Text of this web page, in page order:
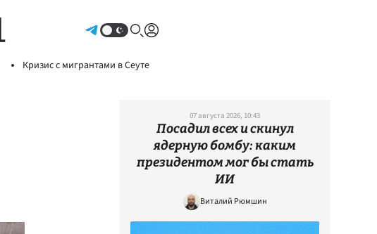
Кризис с мигрантами в Сеуте
07 августа 2026, 10:43
Посадил всех и скинул
ядерную бомбу: каким
президентом мог бы стать
ИИ
Виталий Рюмшин